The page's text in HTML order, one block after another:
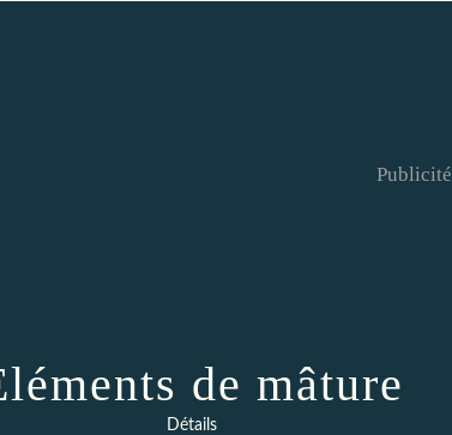
Publicité
de mâture
Détails